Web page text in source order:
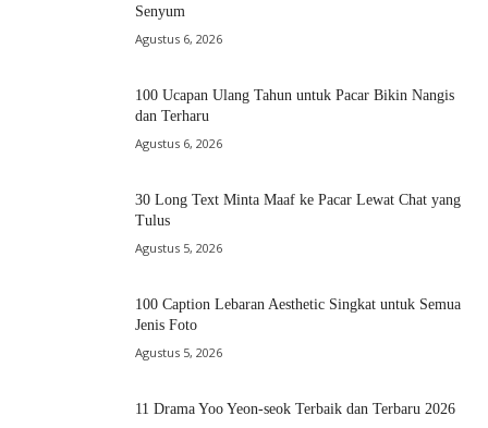
Senyum
Agustus 6, 2026
100 Ucapan Ulang Tahun untuk Pacar Bikin Nangis
dan Terharu
Agustus 6, 2026
30 Long Text Minta Maaf ke Pacar Lewat Chat yang
Tulus
Agustus 5, 2026
100 Caption Lebaran Aesthetic Singkat untuk Semua
Jenis Foto
Agustus 5, 2026
11 Drama Yoo Yeon-seok Terbaik dan Terbaru 2026